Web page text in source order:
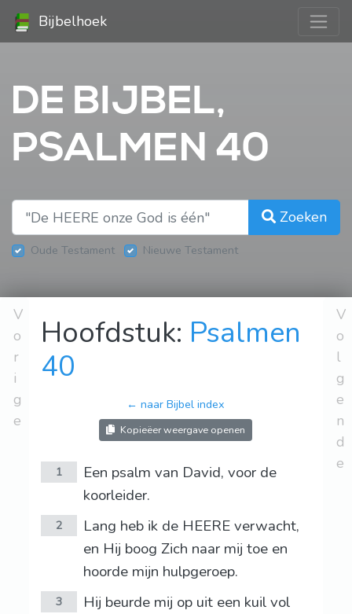
Bijbelhoek
DE BIJBEL,
PSALMEN 40
Zoeken
Oude Testament Nieuwe Testament
V
o
r
i
g
e
Hoofdstuk: Psalmen
40
← naar Bijbel index
Kopieëer weergave openen
1
Een psalm van David, voor de
koorleider.
2
Lang heb ik de HEERE verwacht,
en Hij boog Zich naar mij toe en
hoorde mijn hulpgeroep.
3
Hij beurde mij op uit een kuil vol
V
o
l
g
e
n
d
e